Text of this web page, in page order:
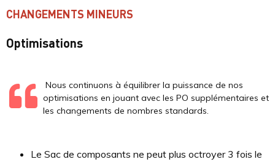
CHANGEMENTS MINEURS
Optimisations
Nous continuons à équilibrer la puissance de nos
optimisations en jouant avec les PO supplémentaires et
les changements de nombres standards.
Le Sac de composants ne peut plus octroyer 3 fois le